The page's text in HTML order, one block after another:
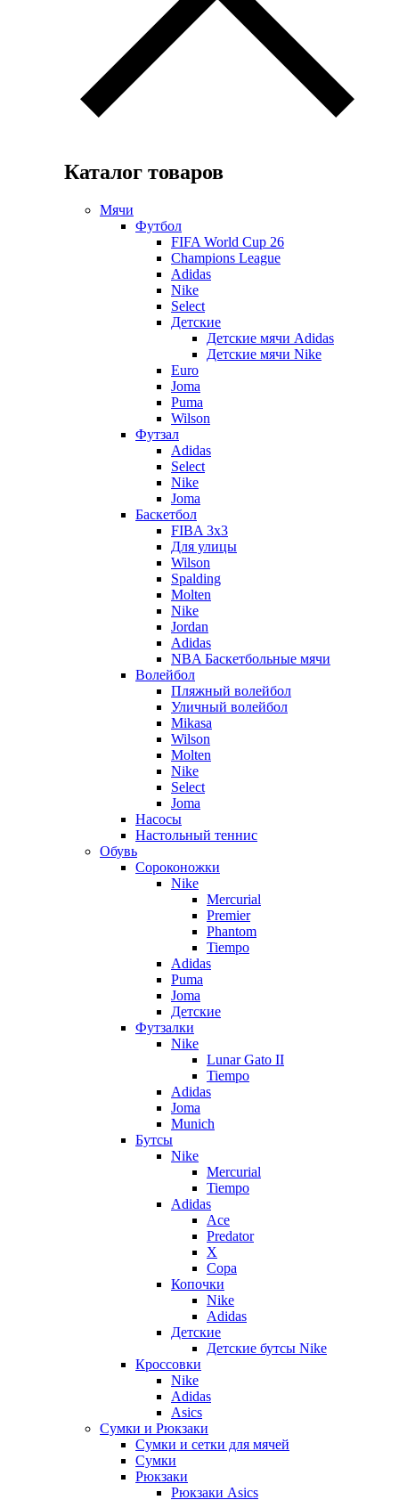
Каталог товаров
Мячи
Футбол
FIFA World Cup 26
Champions League
Adidas
Nike
Select
Детские
Детские мячи Adidas
Детские мячи Nike
Euro
Joma
Puma
Wilson
Футзал
Adidas
Select
Nike
Joma
Баскетбол
FIBA 3x3
Для улицы
Wilson
Spalding
Molten
Nike
Jordan
Adidas
NBA Баскетбольные мячи
Волейбол
Пляжный волейбол
Уличный волейбол
Mikasa
Wilson
Molten
Nike
Select
Joma
Насосы
Настольный теннис
Обувь
Сороконожки
Nike
Mercurial
Premier
Phantom
Tiempo
Adidas
Puma
Joma
Детские
Футзалки
Nike
Lunar Gato II
Tiempo
Adidas
Joma
Munich
Бутсы
Nike
Mercurial
Tiempo
Adidas
Ace
Predator
X
Copa
Копочки
Nike
Adidas
Детские
Детские бутсы Nike
Кроссовки
Nike
Adidas
Asics
Сумки и Рюкзаки
Сумки и сетки для мячей
Сумки
Рюкзаки
Рюкзаки Asics